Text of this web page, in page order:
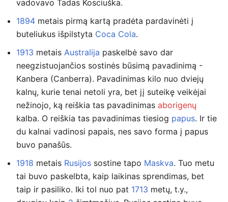
vadovavo Tadas Kosciuška.
1894 metais pirmą kartą pradėta pardavinėti į
buteliukus išpilstyta Coca Cola.
1913 metais Australija paskelbė savo dar
neegzistuojančios sostinės būsimą pavadinimą -
Kanbera (Canberra). Pavadinimas kilo nuo dviejų
kalnų, kurie tenai netoli yra, bet jį suteikę veikėjai
nežinojo, ką reiškia tas pavadinimas aborigenų
kalba. O reiškia tas pavadinimas tiesiog papus. Ir tie
du kalnai vadinosi papais, nes savo forma į papus
buvo panašūs.
1918 metais Rusijos sostine tapo Maskva. Tuo metu
tai buvo paskelbta, kaip laikinas sprendimas, bet
taip ir pasiliko. Iki tol nuo pat 1713 metų, t.y.,